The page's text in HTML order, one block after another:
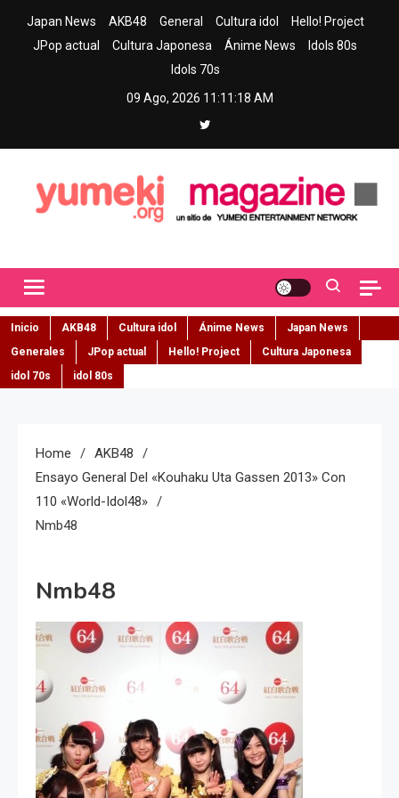
Japan News AKB48 General Cultura idol
Hello! Project
JPop actual
Cultura Japonesa Ánime News
Idols 80s
Idols 70s
09 Ago, 2026 11:11:19 AM
Inicio AKB48 Cultura idol Ánime News
Japan News
Generales
JPop actual Hello! Project
Cultura Japonesa
idol 70s
idol 80s
Home
AKB48
Ensayo General Del «Kouhaku Uta Gassen 2013» Con
110 «World-Idol48»
Nmb48
Nmb48